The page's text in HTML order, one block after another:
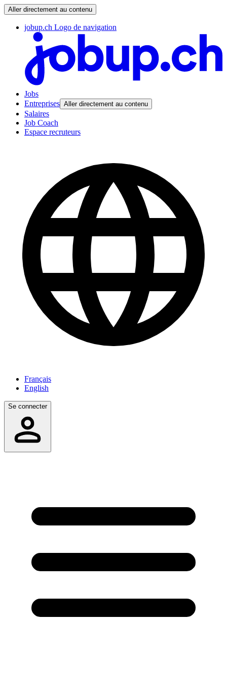
Aller directement au contenu
jobup.ch Logo de navigation
Jobs
Entreprises Aller directement au contenu
Salaires
Job Coach
Espace recruteurs
Français
English
Se connecter